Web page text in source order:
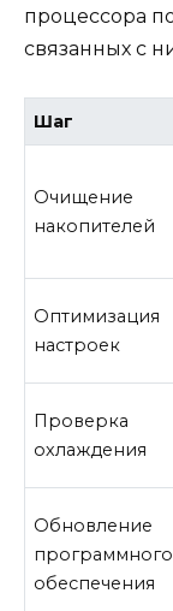
процессора
связанных с
Шаг
Очищение
накопителей
Оптимизация
настроек
Проверка
охлаждения
Обновление
программного
обеспечения